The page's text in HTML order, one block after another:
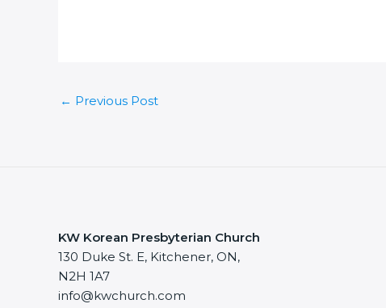
← Previous Post
KW Korean Presbyterian Church
130 Duke St. E, Kitchener, ON,
N2H 1A7
info@kwchurch.com